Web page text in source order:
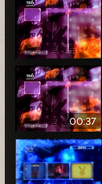
00:37